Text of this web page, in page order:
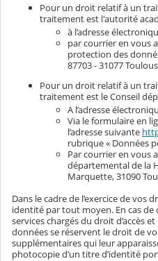
Pour un droit relatif à un
traitement est l'autorité
à l’adresse
par courrier en vous
protection des
87703 - 31077
Pour un droit relatif à un
traitement est le Conseil
A l’adresse
Via le formulaire en
l’adresse suivante
rubrique « Données
Par courrier en vous
départemental de la
Marquette, 31090
Dans le cadre de l’exercice de
identité par tout moyen. En cas
services chargés du droit d’accès
données se réservent le droit de
supplémentaires qui leur
photocopie d’un titre d’identité